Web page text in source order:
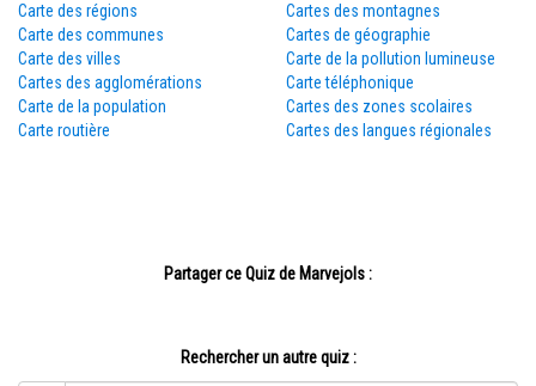
Carte des régions
Carte des communes
Carte des villes
Cartes des agglomérations
Carte de la population
Carte routière
Cartes des montagnes
Cartes de géographie
Carte de la pollution lumineuse
Carte téléphonique
Cartes des zones scolaires
Cartes des langues régionales
Partager ce Quiz de Marvejols :
Rechercher un autre quiz :